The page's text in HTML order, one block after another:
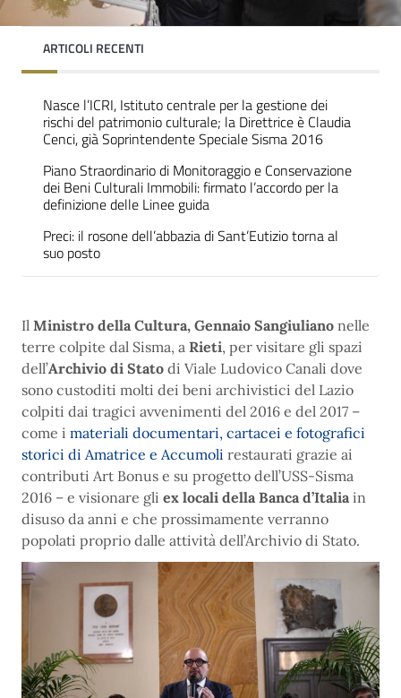
ARTICOLI RECENTI
Nasce l’ICRI, Istituto centrale per la gestione dei
rischi del patrimonio culturale; la Direttrice è Claudia
Cenci, già Soprintendente Speciale Sisma 2016
Piano Straordinario di Monitoraggio e Conservazione
dei Beni Culturali Immobili: firmato l’accordo per la
definizione delle Linee guida
Preci: il rosone dell’abbazia di Sant’Eutizio torna al
suo posto
Il Ministro della Cultura, Gennaio Sangiuliano nelle
terre colpite dal Sisma, a Rieti, per visitare gli spazi
dell’Archivio di Stato di Viale Ludovico Canali dove
sono custoditi molti dei beni archivistici del Lazio
colpiti dai tragici avvenimenti del 2016 e del 2017 –
come i materiali documentari, cartacei e fotografici
storici di Amatrice e Accumoli restaurati grazie ai
contributi Art Bonus e su progetto dell’USS-Sisma
2016 – e visionare gli ex locali della Banca d’Italia in
disuso da anni e che prossimamente verranno
popolati proprio dalle attività dell’Archivio di Stato.